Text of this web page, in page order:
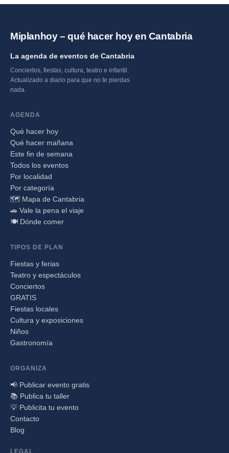
Miplanhoy – qué hacer hoy en Cantabria
La agenda de eventos de Cantabria
Conciertos, fiestas, cultura, teatro e infantil.
Actualizado a diario para que no te pierdas
nada.
AGENDA
Qué hacer hoy
Qué hacer mañana
Este fin de semana
Todos los eventos
Por localidad
Por categoría
🗺️ Mapa de Cantabria
🚗 Vale la pena el viaje
🍽️ Dónde comer
TIPOS DE PLAN
Fiestas y ferias
Teatro y espectáculos
Conciertos
GRATIS
Fiestas locales
Cultura y exposiciones
Niños
Gastronomía
ORGANIZA
📢 Publicar evento gratis
📚 Publica tu taller
💡 Publicita tu evento
Contacto
Blog
LEGAL